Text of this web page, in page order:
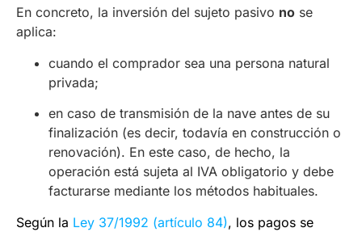
En concreto, la inversión del sujeto pasivo no se
aplica:
cuando el comprador sea una persona natural
privada;
en caso de transmisión de la nave antes de su
finalización (es decir, todavía en construcción o
renovación). En este caso, de hecho, la
operación está sujeta al IVA obligatorio y debe
facturarse mediante los métodos habituales.
Según la Ley 37/1992 (artículo 84), los pagos se